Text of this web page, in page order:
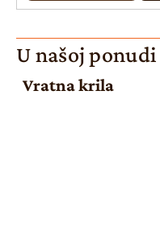
U našoj ponudi
Vratna krila